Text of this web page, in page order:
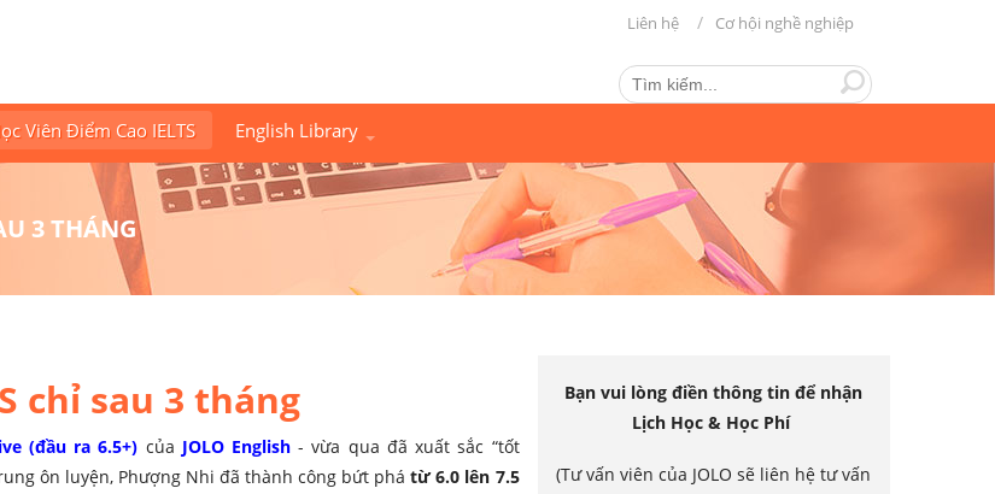
Liên hệ Cơ hội nghề nghiệp
Viên Điểm Cao IELTS English Library
3 THÁNG
chỉ sau 3 tháng
(đầu ra 6.5+) của JOLO English - vừa qua đã xuất sắc “tốt
ôn luyện, Phượng Nhi đã thành công bứt phátừ 6.0 lên 7.5
Bạn vui lòng điền thông tin để nhận
Lịch Học & Học Phí
(Tư vấn viên của JOLO sẽ liên hệ tư vấn